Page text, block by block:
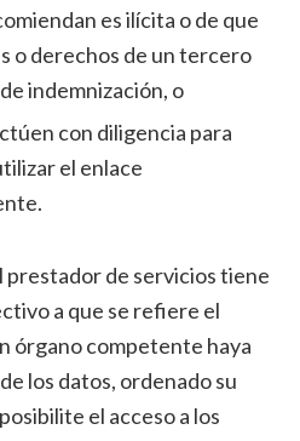
es ilícita o de que
o derechos de un tercero
indemnización, o
con diligencia para
el enlace
prestador de servicios tiene
a que se refiere el
órgano competente haya
los datos, ordenado su
el acceso a los